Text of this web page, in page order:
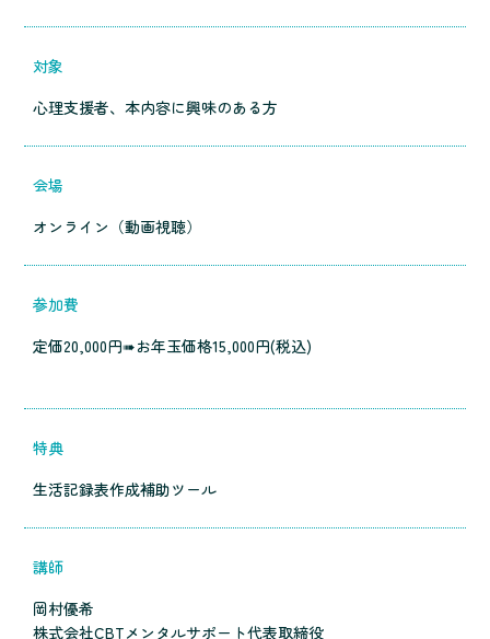
対象
心理支援者、本内容に興味のある方
会場
オンライン（動画視聴）
参加費
定価20,000円➠お年玉価格15,000円(税込)
特典
生活記録表作成補助ツール
講師
岡村優希
株式会社CBTメンタルサポート代表取締役